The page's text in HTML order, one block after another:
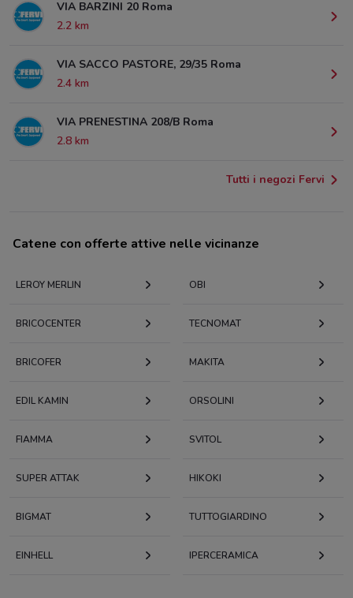
VIA BARZINI 20 Roma
2.2 km
VIA SACCO PASTORE, 29/35 Roma
2.4 km
VIA PRENESTINA 208/B Roma
2.8 km
Tutti i negozi Fervi
Catene con offerte attive nelle vicinanze
LEROY MERLIN OBI
BRICOCENTER TECNOMAT
BRICOFER MAKITA
EDIL KAMIN ORSOLINI
FIAMMA SVITOL
SUPER ATTAK HIKOKI
BIGMAT TUTTOGIARDINO
EINHELL IPERCERAMICA